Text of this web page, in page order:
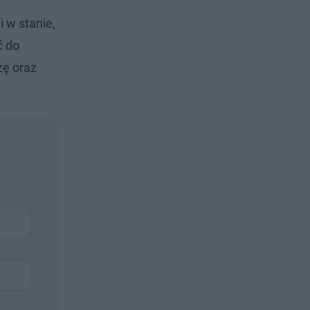
w stanie,
do
oraz